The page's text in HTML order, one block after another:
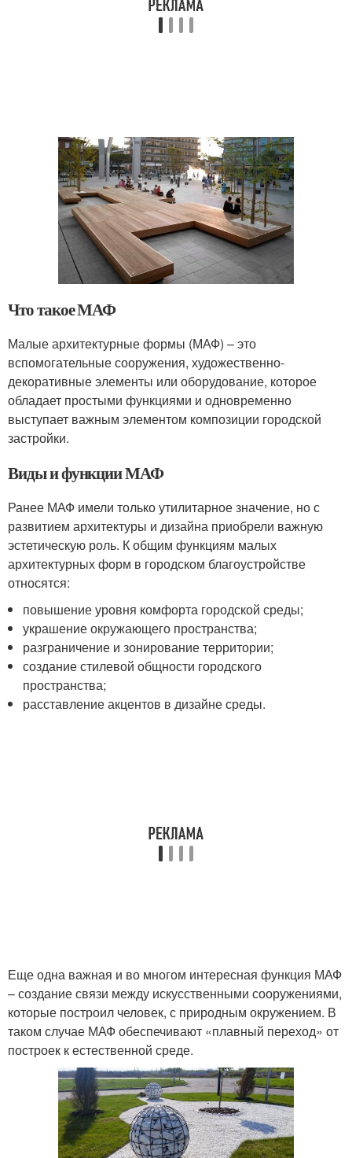
Что такое МАФ
Малые архитектурные формы (МАФ) – это
вспомогательные сооружения, художественно-
декоративные элементы или оборудование, которое
обладает простыми функциями и одновременно
выступает важным элементом композиции городской
застройки.
Виды и функции МАФ
Ранее МАФ имели только утилитарное значение, но с
развитием архитектуры и дизайна приобрели важную
эстетическую роль. К общим функциям малых
архитектурных форм в городском благоустройстве
относятся:
повышение уровня комфорта городской среды;
украшение окружающего пространства;
разграничение и зонирование территории;
создание стилевой общности городского
пространства;
расставление акцентов в дизайне среды.
Еще одна важная и во многом интересная функция МАФ
– создание связи между искусственными сооружениями,
которые построил человек, с природным окружением. В
таком случае МАФ обеспечивают «плавный переход» от
построек к естественной среде.